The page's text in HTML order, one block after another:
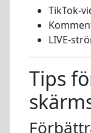
TikTok-
LIVE-
Tips